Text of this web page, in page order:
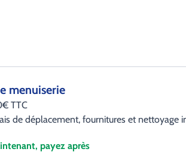
menuiserie
TTC
de déplacement, fournitures et nettoyage
payez après